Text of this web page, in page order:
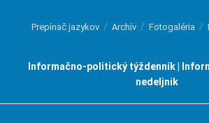
Prepínač jazykov Archív Fotogaléria
Informačno-politický týždenník |
nedeljnik